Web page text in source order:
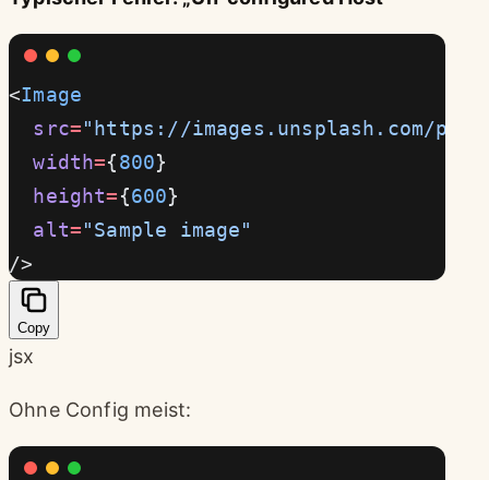
<Image
  src
="https://images.unsplash.com/
  width
={800}
  height
={600}
  alt
="Sample image"
/>
Copy
jsx
Ohne Config meist: